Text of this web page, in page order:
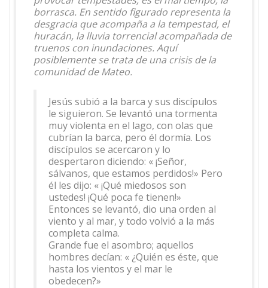
borrasca. En sentido figurado representa la
desgracia que acompaña a la tempestad, el
huracán, la lluvia torrencial acompañada de
truenos con inundaciones. Aquí
posiblemente se trata de una crisis de la
comunidad de Mateo.
Jesús subió a la barca y sus discípulos
le siguieron. Se levantó una tormenta
muy violenta en el lago, con olas que
cubrían la barca, pero él dormía. Los
discípulos se acercaron y lo
despertaron diciendo: « ¡Señor,
sálvanos, que estamos perdidos!» Pero
él les dijo: « ¡Qué miedosos son
ustedes! ¡Qué poca fe tienen!»
Entonces se levantó, dio una orden al
viento y al mar, y todo volvió a la más
completa calma.
Grande fue el asombro; aquellos
hombres decían: « ¿Quién es éste, que
hasta los vientos y el mar le
obedecen?»